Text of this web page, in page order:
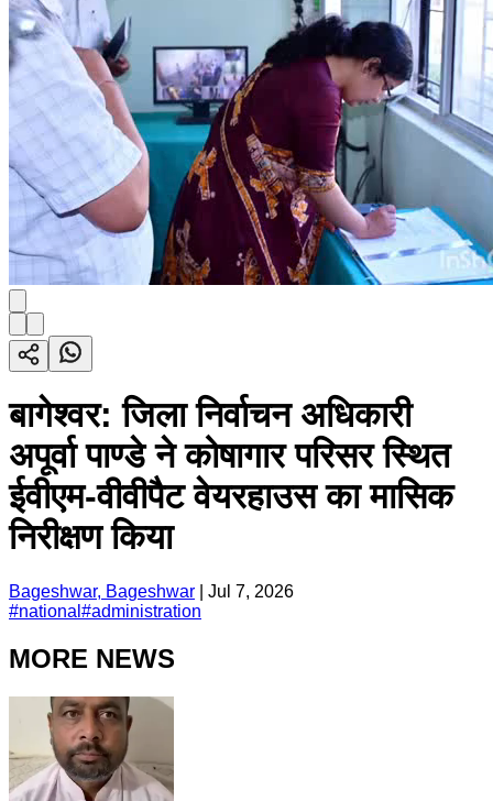
बागेश्वर: जिला निर्वाचन अधिकारी
अपूर्वा पाण्डे ने कोषागार परिसर स्थित
ईवीएम-वीवीपैट वेयरहाउस का मासिक
निरीक्षण किया
Bageshwar, Bageshwar
Jul 7, 2026
#national #administration
MORE NEWS